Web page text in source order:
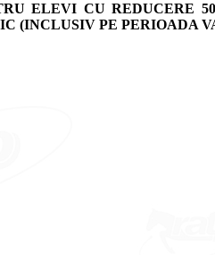
ELEVI CU REDUCERE
(INCLUSIV PE PERIOADA